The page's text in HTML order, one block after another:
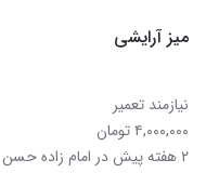
میز آرایشی
نیازمند تعمیر
۴,۰۰۰,۰۰۰ تومان
۲ هفته پیش در امام زاده حسن